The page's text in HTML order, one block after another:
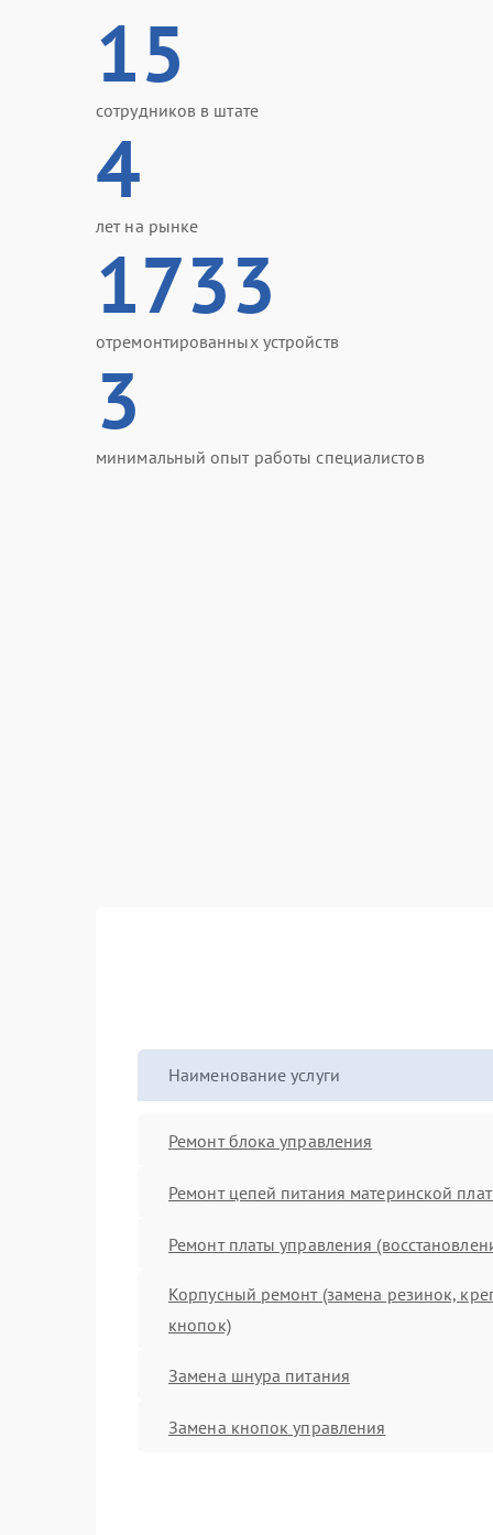
15
сотрудников в штате
4
лет на рынке
1733
отремонтированных устройств
3
минимальный опыт работы специалистов
Наименование услуги
Ремонт блока управления
Ремонт цепей питания материнской
Ремонт платы управления
Корпусный ремонт (замена резинок,
кнопок)
Замена шнура питания
Замена кнопок управления